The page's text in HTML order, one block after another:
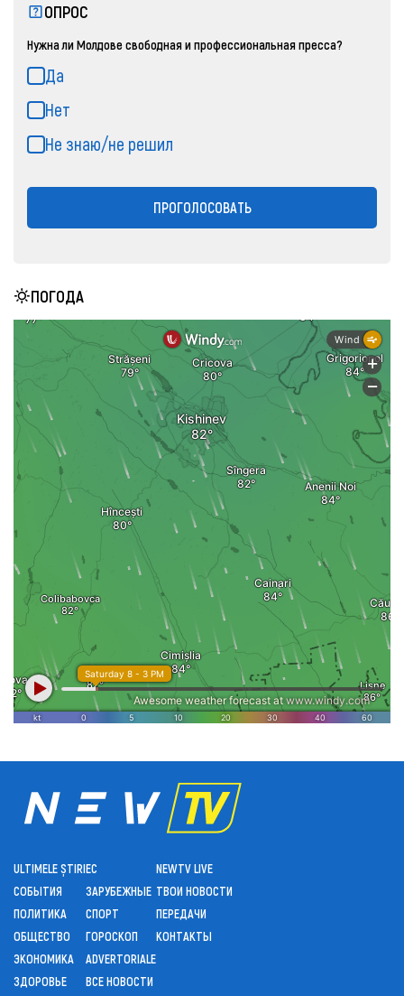
ОПРОС
Нужна ли Молдове свободная и профессиональная пресса?
Да
Нет
Не знаю/не решил
ПРОГОЛОСОВАТЬ
ПОГОДА
ULTIMELE ȘTIRI
СОБЫТИЯ
ПОЛИТИКА
ОБЩЕСТВО
ЭКОНОМИКА
ЗДОРОВЬЕ
ЕС
ЗАРУБЕЖНЫЕ
СПОРТ
ГОРОСКОП
ADVERTORIALE
ВСЕ НОВОСТИ
NEWTV LIVE
ТВОИ НОВОСТИ
ПЕРЕДАЧИ
КОНТАКТЫ